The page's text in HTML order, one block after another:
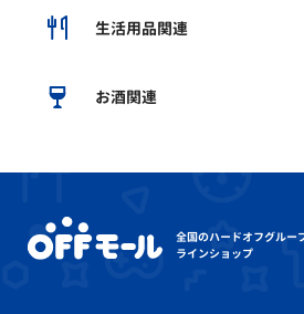
生活用品関連
お酒関連
全国のハードオフグルー
ラインショップ